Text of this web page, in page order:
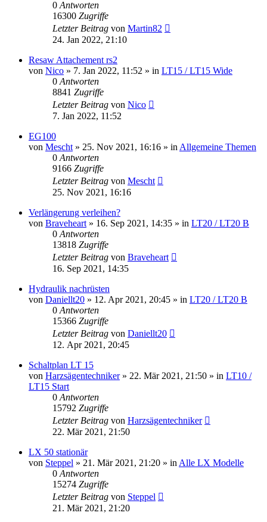
0 Antworten
16300 Zugriffe
Letzter Beitrag von Martin82
24. Jan 2022, 21:10
Resaw Attachement rs2
von Nico » 7. Jan 2022, 11:52 » in LT15 / LT15 Wide
0 Antworten
8841 Zugriffe
Letzter Beitrag von Nico
7. Jan 2022, 11:52
EG100
von Mescht » 25. Nov 2021, 16:16 » in Allgemeine Themen
0 Antworten
9166 Zugriffe
Letzter Beitrag von Mescht
25. Nov 2021, 16:16
Verlängerung verleihen?
von Braveheart » 16. Sep 2021, 14:35 » in LT20 / LT20 B
0 Antworten
13818 Zugriffe
Letzter Beitrag von Braveheart
16. Sep 2021, 14:35
Hydraulik nachrüsten
von Daniellt20 » 12. Apr 2021, 20:45 » in LT20 / LT20 B
0 Antworten
15366 Zugriffe
Letzter Beitrag von Daniellt20
12. Apr 2021, 20:45
Schaltplan LT 15
von Harzsägentechniker» 22. Mär 2021, 21:50 » in LT10 /
LT15 Start
0 Antworten
15792 Zugriffe
Letzter Beitrag von Harzsägentechniker
22. Mär 2021, 21:50
LX 50 stationär
von Steppel » 21. Mär 2021, 21:20 » in Alle LX Modelle
0 Antworten
15274 Zugriffe
Letzter Beitrag von Steppel
21. Mär 2021, 21:20